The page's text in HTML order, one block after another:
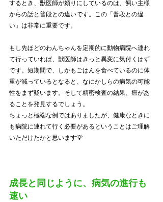
するとき、獣医師が頼りにしているのは、飼い主様
からの話と普段との違いです。この「普段との違
い」は非常に重要です。
もし先ほどのわんちゃんを定期的に動物病院へ連れ
て行っていれば、獣医師はきっと異変に気付くはず
です。短期間で、しかもごはんを食べているのに体
重が減っているとなると、なにかしらの病気の可能
性をまず疑います。そして精密検査の結果、癌があ
ることを発見するでしょう。
ちょっと極端な例ではありましたが、健康なときに
も病院に連れて行く必要があるということはご理解
いただけたかと思います💡
成長と同じように、病気の進行も
速い